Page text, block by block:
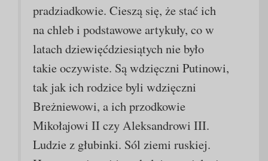
pradziadkowie. Cieszą się, że stać ich
na chleb i podstawowe artykuły, co w
latach dziewięćdziesiątych nie było
takie oczywiste. Są wdzięczni Putinowi,
tak jak ich rodzice byli wdzięczni
Breżniewowi, a ich przodkowie
Mikołajowi II czy Aleksandrowi III.
Ludzie z głubinki. Sól ziemi ruskiej.